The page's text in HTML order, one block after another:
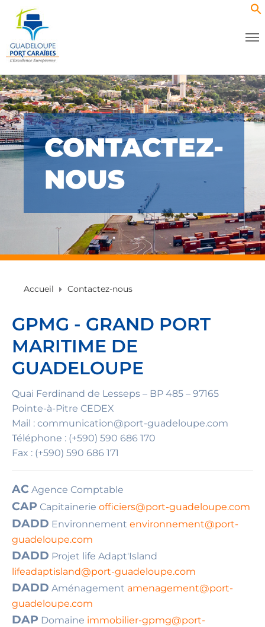
CONTACTEZ-
NOUS
Accueil Contactez-nous
GPMG - GRAND PORT
MARITIME DE
GUADELOUPE
Quai Ferdinand de Lesseps – BP 485 – 97165
Pointe-à-Pitre CEDEX
Mail : communication@port-guadeloupe.com
Téléphone : (+590) 590 686 170
Fax : (+590) 590 686 171
AC Agence Comptable
CAP Capitainerie officiers@port-guadeloupe.com
DADD Environnement environnement@port-
guadeloupe.com
DADD Projet life Adapt'Island
lifeadaptisland@port-guadeloupe.com
DADD Aménagement amenagement@port-
guadeloupe.com
DAP Domaine immobilier-gpmg@port-